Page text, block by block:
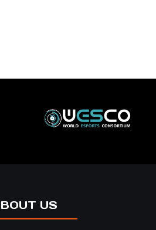
US